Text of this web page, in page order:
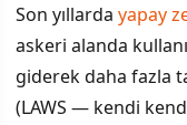
Güç dengesi
Son yıllarda yapay
askeri alanda
giderek daha fazla
(LAWS — kendi